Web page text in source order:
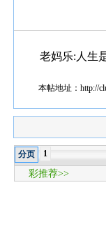
老妈乐:人生
本帖地址：http://
分页 1
彩推荐>>